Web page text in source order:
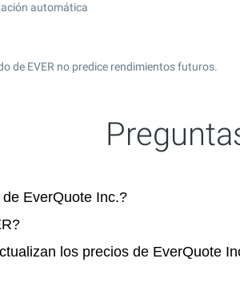
automática
de EVER no predice rendimientos futuros.
EverQuote Inc.?
los precios de EverQuote